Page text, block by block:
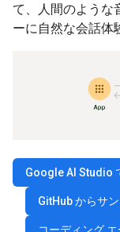
て、人間のような
ーに自然な会話体
Google AI Studio
GitHub からサ